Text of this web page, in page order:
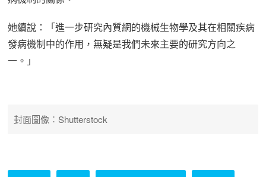
她續說：「進一步研究內質網的機械生物學及其在相關疾病
發病機制中的作用，無疑是我們未來主要的研究方向之
一。」
封面圖像︰Shutterstock